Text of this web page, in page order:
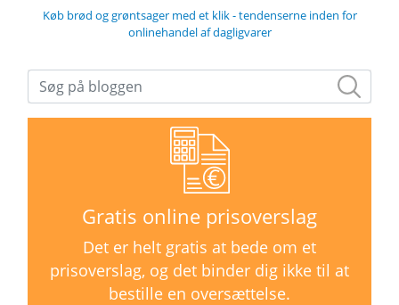
Køb brød og grøntsager med et klik - tendenserne inden for
onlinehandel af dagligvarer
Gratis online prisoverslag
Det er helt gratis at bede om et
prisoverslag, og det binder dig ikke til at
bestille en oversættelse.